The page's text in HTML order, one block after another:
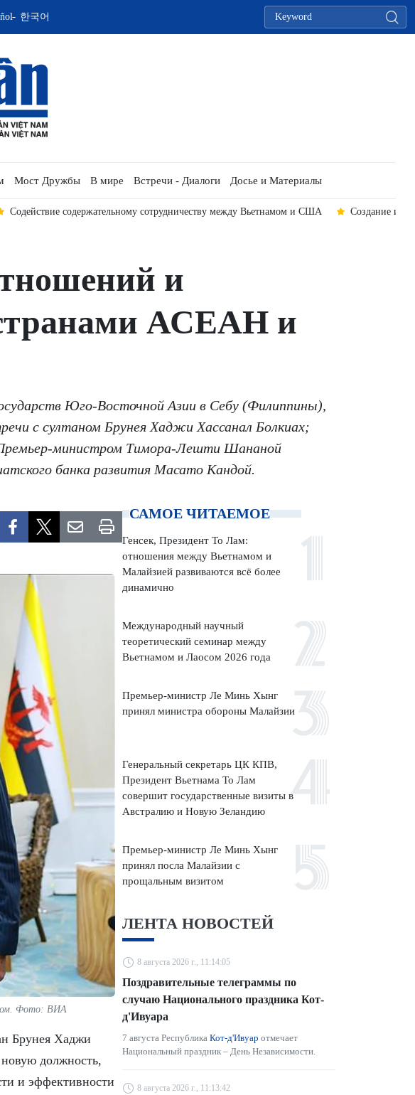
한국어
Мост Дружбы В мире Встречи - Диалоги Досье и Материалы
Содействие содержательному сотрудничеству между Вьетнамом и США Создание
и
странами АСЕАН и
Юго-Восточной Азии в Себу (Филиппины),
с султаном Брунея Хаджи Хассанал Болкиах;
министром Тимора-Лешти Шананой
банка развития Масато Кандой.
Фото: ВИА
Брунея Хаджи
должность,
и эффективности
САМОЕ ЧИТАЕМОЕ
Генсек, Президент То Лам:
отношения между Вьетнамом и
Малайзией развиваются всё более
динамично
Международный научный
теоретический семинар между
Вьетнамом и Лаосом 2026 года
Премьер-министр Ле Минь Хынг
принял министра обороны Малайзии
Генеральный секретарь ЦК КПВ,
Президент Вьетнама То Лам
совершит государственные визиты в
Австралию и Новую Зеландию
Премьер-министр Ле Минь Хынг
принял посла Малайзии с
прощальным визитом
ЛЕНТА НОВОСТЕЙ
8 августа 2026 г., 11:14:05
Поздравительные телеграммы по
случаю Национального праздника Кот-
д'Ивуара
7 августа Республика Кот-д'Ивуар отмечает
Национальный праздник – День Независимости.
8 августа 2026 г., 11:13:42